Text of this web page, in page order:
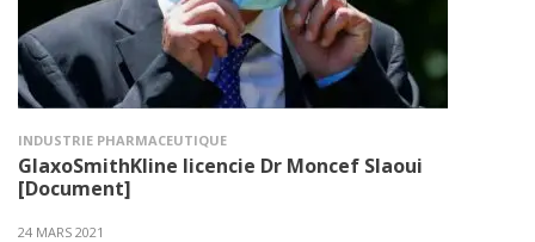
INDUSTRIE PHARMACEUTIQUE
GlaxoSmithKline licencie Dr Moncef Slaoui
[Document]
24 MARS 2021